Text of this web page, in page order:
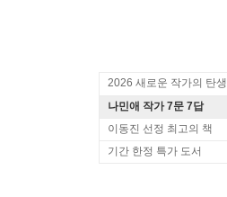
2026 새로운 작가의 탄생
나민애 작가 7문 7답
이동진 선정 최고의 책
기간 한정 특가 도서